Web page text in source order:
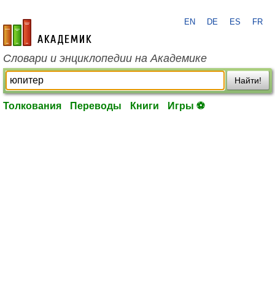
academic.ru
EN DE ES FR
Словари и энциклопедии на Академике
Найти!
Толкования Переводы Книги Игры ⚽